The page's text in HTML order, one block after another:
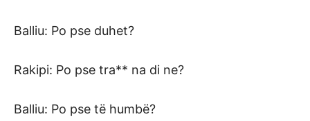
Balliu: Po pse duhet?
Rakipi: Po pse tra** na di ne?
Balliu: Po pse të humbë?